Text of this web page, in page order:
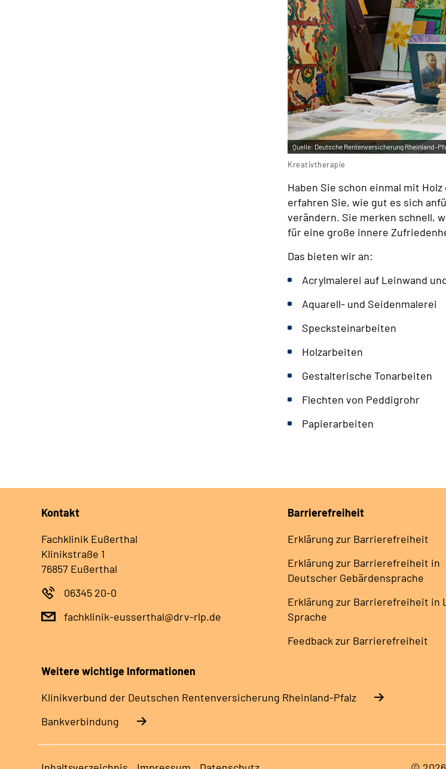
Quelle: Deutsche Rentenversicherung Rheinland-
Kreativtherapie
Haben Sie schon einmal mit
erfahren Sie, wie gut es sich
verändern. Sie merken schnell,
für eine große innere
Das bieten wir an:
Acrylmalerei auf Leinwand
Aquarell- und Seidenmalerei
Specksteinarbeiten
Holzarbeiten
Gestalterische Tonarbeiten
Flechten von Peddigrohr
Papierarbeiten
Kontakt
Fachklinik Eußerthal
Klinikstraße 1
76857 Eußerthal
06345 20-0
fachklinik-eusserthal@drv-rlp.de
Barrierefreiheit
Erklärung zur Barrierefreiheit
Erklärung zur Barrierefreiheit in
Deutscher Gebärdensprache
Erklärung zur Barrierefreiheit in
Sprache
Feedback zur Barrierefreiheit
Weitere wichtige Informationen
Klinikverbund der Deutschen Rentenversicherung Rheinland-Pfalz
Bankverbindung